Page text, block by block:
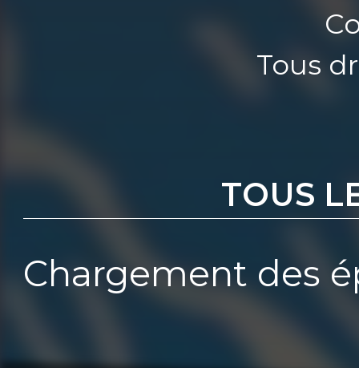
Tous
TOUS
Chargement des